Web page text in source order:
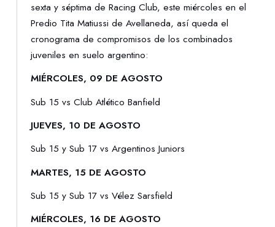
sexta y séptima de Racing Club, este miércoles en el
Predio Tita Matiussi de Avellaneda, así queda el
cronograma de compromisos de los combinados
juveniles en suelo argentino:
MIÉRCOLES, 09 DE AGOSTO
Sub 15 vs Club Atlético Banfield
JUEVES, 10 DE AGOSTO
Sub 15 y Sub 17 vs Argentinos Juniors
MARTES, 15 DE AGOSTO
Sub 15 y Sub 17 vs Vélez Sarsfield
MIÉRCOLES, 16 DE AGOSTO